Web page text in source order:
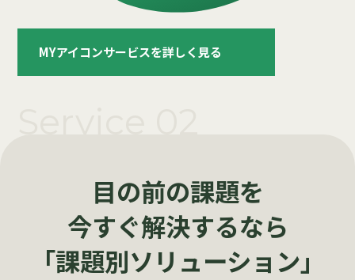
MYアイコンサービスを詳しく見る
目の前の課題を
今すぐ解決するなら
「課題別ソリューション」